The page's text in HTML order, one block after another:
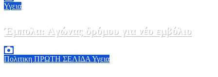
Υγεια
Έμπολα: Αγώνας δρόμου για νέο εμβόλιο
Πολιτικη ΠΡΩΤΗ ΣΕΛΙΔΑΥγεια